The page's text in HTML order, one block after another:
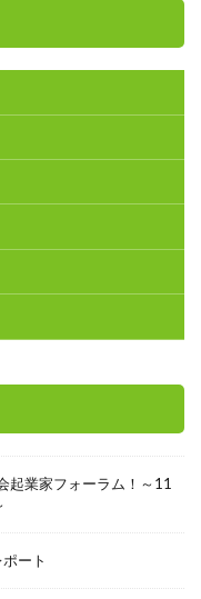
起業家フォーラム！～11
ート